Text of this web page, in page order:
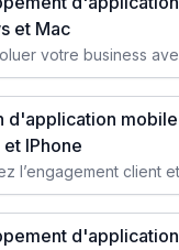
et Mac
d'application mobile
IPhone
d'application